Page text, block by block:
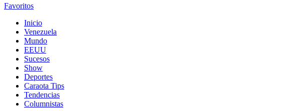
Favoritos
Inicio
Venezuela
Mundo
EEUU
Sucesos
Show
Deportes
Caraota Tips
Tendencias
Columnistas